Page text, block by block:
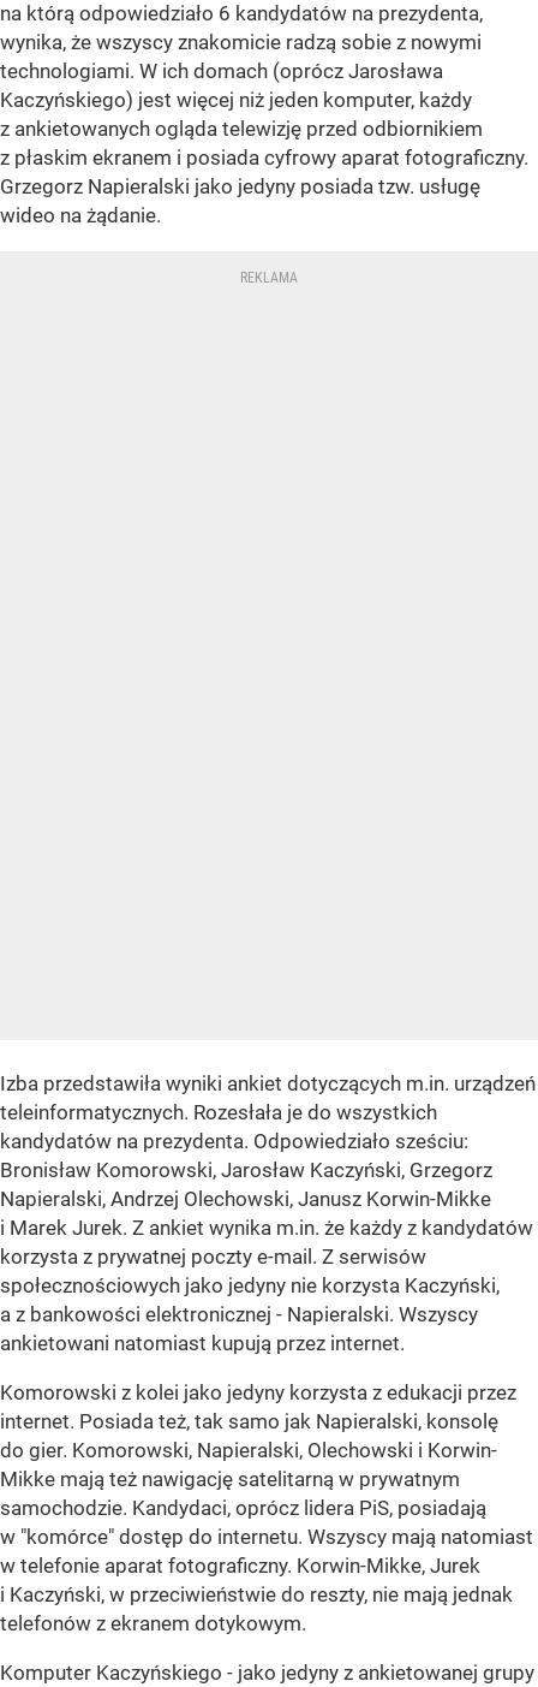
na którą odpowiedziało 6 kandydatów na prezydenta,
wynika, że wszyscy znakomicie radzą sobie z nowymi
technologiami. W ich domach (oprócz Jarosława
Kaczyńskiego) jest więcej niż jeden komputer, każdy
z ankietowanych ogląda telewizję przed odbiornikiem
z płaskim ekranem i posiada cyfrowy aparat fotograficzny.
Grzegorz Napieralski jako jedyny posiada tzw. usługę
wideo na żądanie.
Izba przedstawiła wyniki ankiet dotyczących m.in. urządzeń
teleinformatycznych. Rozesłała je do wszystkich
kandydatów na prezydenta. Odpowiedziało sześciu:
Bronisław Komorowski, Jarosław Kaczyński, Grzegorz
Napieralski, Andrzej Olechowski, Janusz Korwin-Mikke
i Marek Jurek. Z ankiet wynika m.in. że każdy z kandydatów
korzysta z prywatnej poczty e-mail. Z serwisów
społecznościowych jako jedyny nie korzysta Kaczyński,
a z bankowości elektronicznej - Napieralski. Wszyscy
ankietowani natomiast kupują przez internet.
Komorowski z kolei jako jedyny korzysta z edukacji przez
internet. Posiada też, tak samo jak Napieralski, konsolę
do gier. Komorowski, Napieralski, Olechowski i Korwin-
Mikke mają też nawigację satelitarną w prywatnym
samochodzie. Kandydaci, oprócz lidera PiS, posiadają
w "komórce" dostęp do internetu. Wszyscy mają natomiast
w telefonie aparat fotograficzny. Korwin-Mikke, Jurek
i Kaczyński, w przeciwieństwie do reszty, nie mają jednak
telefonów z ekranem dotykowym.
Komputer Kaczyńskiego - jako jedyny z ankietowanej grupy